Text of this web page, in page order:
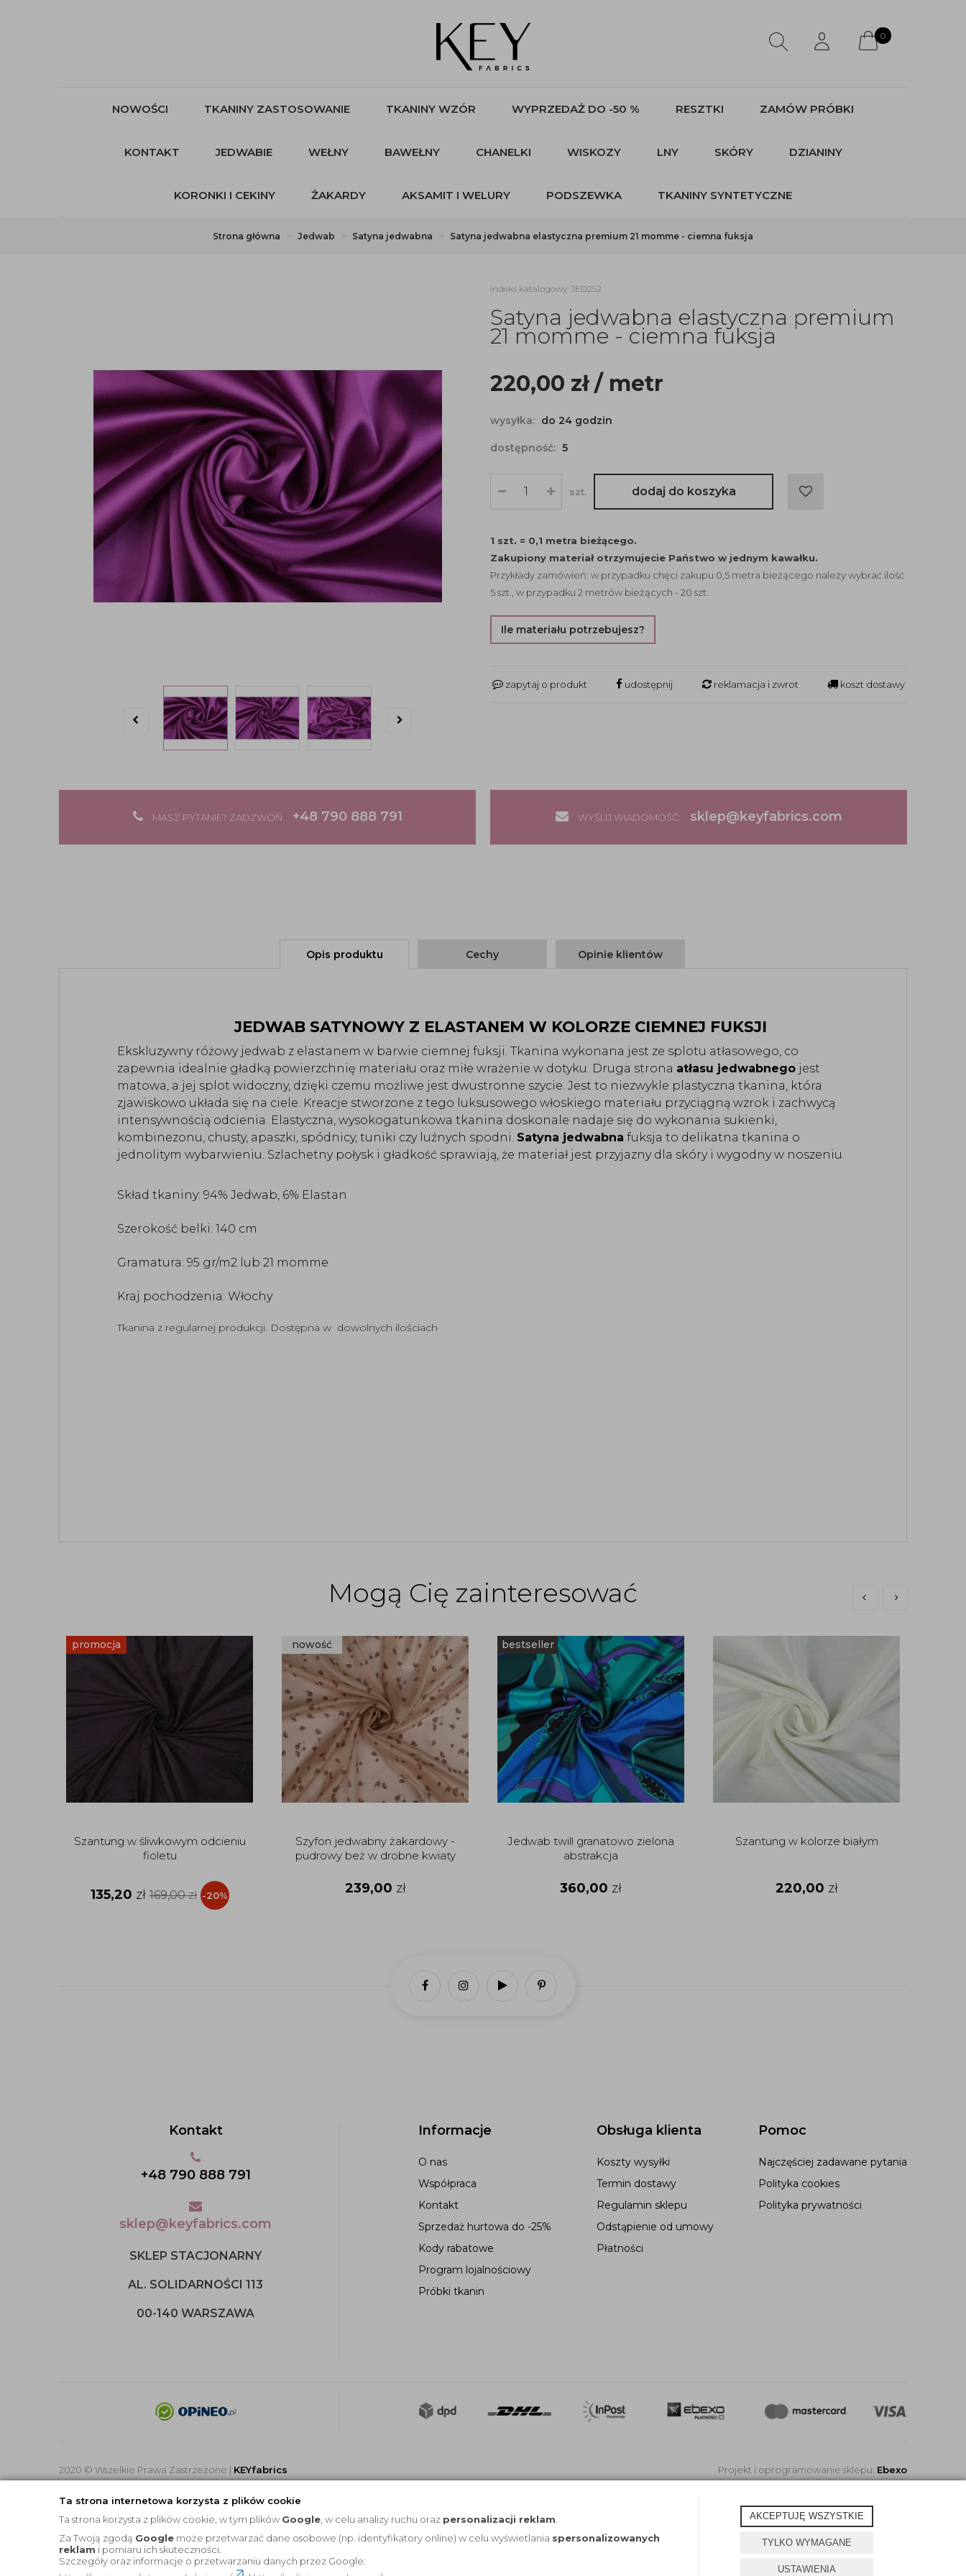
Ta strona internetowa korzysta z plików cookie
Ta strona korzysta z plików cookie, w tym plików Google , w celu analizy ruchu oraz personalizacji reklam
Za Twoją zgodą Google może przetwarzać dane osobowe (np. identyfikatory online) w celu wyświetlania spersonalizowanych
reklam i pomiaru ich skuteczności.
Szczegóły oraz informacje o przetwarzaniu danych przez Google:
AKCEPTUJĘ WSZYSTKIE
TYLKO WYMAGANE
USTAWIENIA
0
NOWOŚCI TKANINY ZASTOSOWANIE TKANINY WZÓR WYPRZEDAŻ DO -50 % RESZTKI ZAMÓW PRÓBKI
KONTAKT JEDWABIE WEŁNY BAWEŁNY CHANELKI WISKOZY LNY SKÓRY DZIANINY
KORONKI I CEKINY ŻAKARDY AKSAMIT I WELURY PODSZEWKA TKANINY SYNTETYCZNE
Strona główna Jedwab Satyna jedwabna Satyna jedwabna elastyczna premium 21 momme - ciemna fuksja
indeks katalogowy: JED252
Satyna jedwabna elastyczna premium
21 momme - ciemna fuksja
220,00 zł/ metr
wysyłka: do 24 godzin
dostępność: 5
szt. dodaj do koszyka
1 szt. = 0,1 metra bieżącego.
Zakupiony materiał otrzymujecie Państwo w jednym kawałku.
Przykłady zamówień: w przypadku chęci zakupu 0,5 metra bieżącego należy wybrać ilość
5 szt., w przypadku 2 metrów bieżących - 20 szt.
Ile materiału potrzebujesz?
zapytaj o produkt udostępnij reklamacja i zwrot koszt dostawy
MASZ PYTANIE? ZADZWOŃ +48 790 888 791 WYŚLIJ WIADOMOŚĆ: sklep@keyfabrics.com
Opis produktu Cechy Opinie klientów
JEDWAB SATYNOWY Z ELASTANEM W KOLORZE CIEMNEJ FUKSJI
Ekskluzywny różowy jedwab z elastanem w barwie ciemnej fuksji. Tkanina wykonana jest ze splotu atłasowego, co
zapewnia idealnie gładką powierzchnię materiału oraz miłe wrażenie w dotyku. Druga strona atłasu jedwabnego jest
matowa, a jej splot widoczny, dzięki czemu możliwe jest dwustronne szycie. Jest to niezwykle plastyczna tkanina, która
zjawiskowo układa się na ciele. Kreacje stworzone z tego luksusowego włoskiego materiału przyciągną wzrok i zachwycą
intensywnością odcienia. Elastyczna, wysokogatunkowa tkanina doskonale nadaje się do wykonania sukienki,
kombinezonu, chusty, apaszki, spódnicy, tuniki czy luźnych spodni. Satyna jedwabna fuksja to delikatna tkanina o
jednolitym wybarwieniu. Szlachetny połysk i gładkość sprawiają, że materiał jest przyjazny dla skóry i wygodny w noszeniu.
Skład tkaniny: 94% Jedwab, 6% Elastan
Szerokość belki: 140 cm
Gramatura: 95 gr/m2 lub 21 momme
Kraj pochodzenia: Włochy
Tkanina z regularnej produkcji. Dostępna w dowolnych ilościach
Mogą Cię zainteresować
promocja
Szantung w śliwkowym odcieniu
fioletu
135,20 zł 169,00zł -20%
nowość
Szyfon jedwabny żakardowy -
pudrowy beż w drobne kwiaty
239,00 zł
bestseller
Jedwab twill granatowo zielona
abstrakcja
360,00 zł
Szantung w kolorze białym
220,00 zł
Informacje
O nas
Współpraca
Kontakt
Sprzedaż hurtowa do -25%
Kody rabatowe
Program lojalnościowy
Próbki tkanin
Obsługa klienta
Koszty wysyłki
Termin dostawy
Regulamin sklepu
Odstąpienie od umowy
Płatności
Pomoc
Najczęściej zadawane pytania
Polityka cookies
Polityka prywatności
Kontakt
+48 790 888 791
sklep@keyfabrics.com
SKLEP STACJONARNY
AL. SOLIDARNOŚCI 113
00-140 WARSZAWA
2020 © Wszelkie Prawa Zastrzeżone | KEYfabrics Projekt i oprogramowanie sklepu: Ebexo